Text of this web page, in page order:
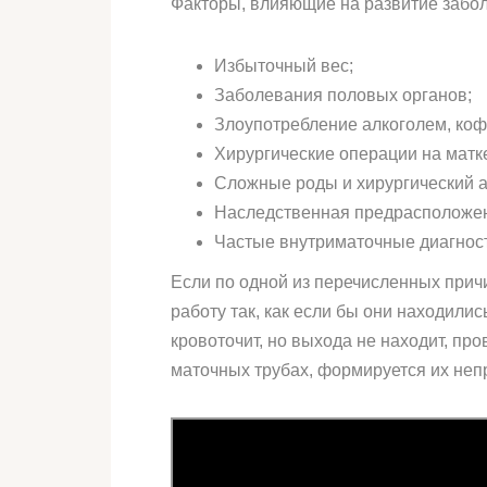
Факторы, влияющие на развитие
Избыточный вес;
Заболевания половых органов;
Злоупотребление алкоголем,
Хирургические операции на
Сложные роды и хирургический
Наследственная
Частые внутриматочные
Если по одной из перечисленных
работу так, как если бы они
кровоточит, но выхода не находит,
маточных трубах, формируется их